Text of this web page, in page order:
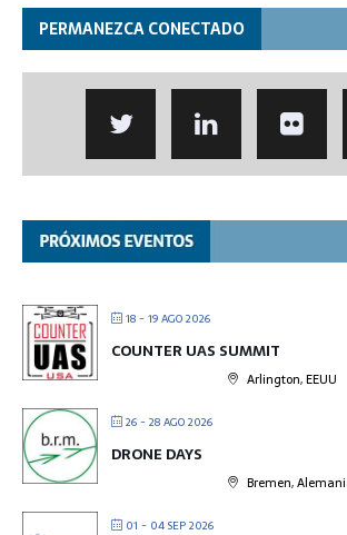
PERMANEZCA CONECTADO
18 - 19 AGO 2026
COUNTER UAS SUMMIT
Arlington, EEUU
26 - 28 AGO 2026
DRONE DAYS
Bremen,
01 - 04 SEP 2026